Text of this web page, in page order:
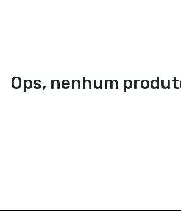
Ops, nenhum